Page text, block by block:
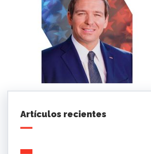
Artículos recientes